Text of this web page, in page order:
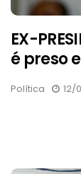
EX-
é preso
Política 12/